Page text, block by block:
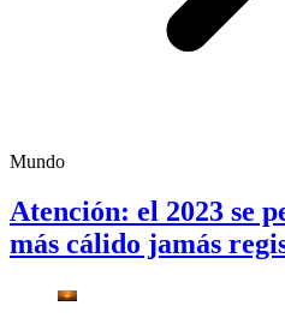
Mundo
Atención: el 2023 se
más cálido jamás